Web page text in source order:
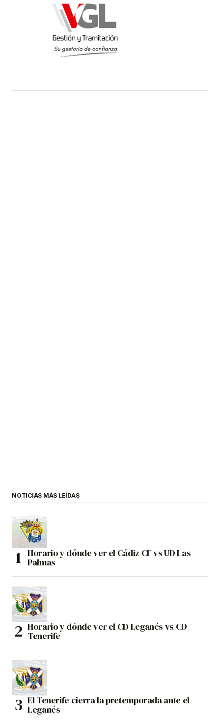
NOTICIAS MÁS LEÍDAS
Horario y dónde ver el Cádiz CF vs UD Las
Palmas
Horario y dónde ver el CD Leganés vs CD
Tenerife
El Tenerife cierra la pretemporada ante el
Leganés